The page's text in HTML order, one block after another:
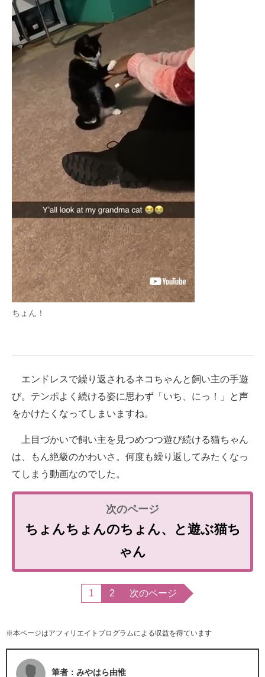
ちょん！
エンドレスで繰り返されるネコちゃんと飼い主の手遊
び。テンポよく続ける姿に思わず「いち、にっ！」と声
をかけたくなってしまいますね。
上目づかいで飼い主を見つめつつ遊び続ける猫ちゃん
は、もん絶級のかわいさ。何度も繰り返してみたくなっ
てしまう動画なのでした。
ちょんちょんのちょん、と遊ぶ猫ち
ゃん
1 2 次のページ
※本ページはアフィリエイトプログラムによる収益を得ています
筆者：みやはら由惟